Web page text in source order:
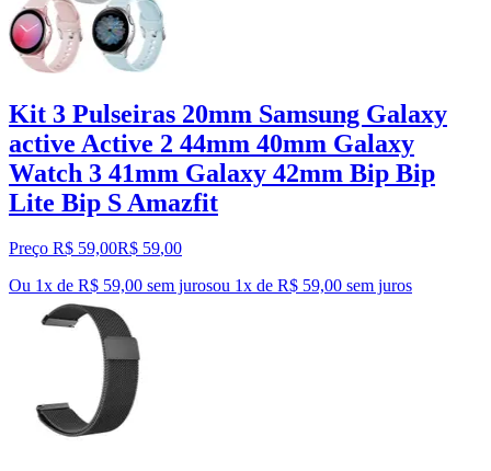
Kit 3 Pulseiras 20mm Samsung Galaxy
active Active 2 44mm 40mm Galaxy
Watch 3 41mm Galaxy 42mm Bip Bip
Lite Bip S Amazfit
Preço R$ 59,00R$ 59,00
Ou 1x de R$ 59,00 sem jurosou 1x de R$ 59,00 sem juros